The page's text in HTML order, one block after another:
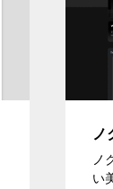
ノ
ノ
い